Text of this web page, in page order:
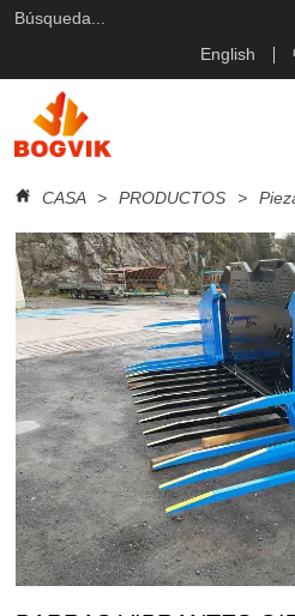
English
CASA > PRODUCTOS >